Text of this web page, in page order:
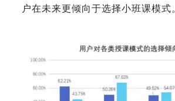
户在未来更倾向于选择小班课模式。